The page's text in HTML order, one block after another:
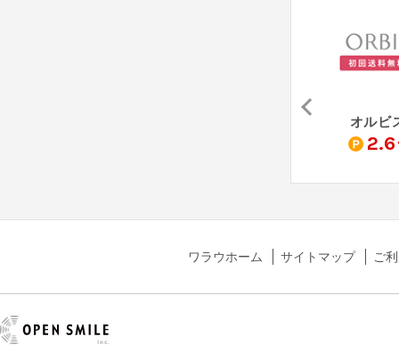
オルビ
2.6
ワラウホーム サイトマップ ご